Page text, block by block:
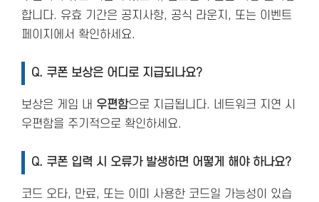
합니다. 유효 기간은 공지사항, 공식 라운지, 또는 이벤트
페이지에서 확인하세요.
Q. 쿠폰 보상은 어디로 지급되나요?
보상은 게임 내 우편함으로 지급됩니다. 네트워크 지연 시
우편함을 주기적으로 확인하세요.
Q. 쿠폰 입력 시 오류가 발생하면 어떻게 해야 하나요?
코드 오타, 만료, 또는 이미 사용한 코드일 가능성이 있습